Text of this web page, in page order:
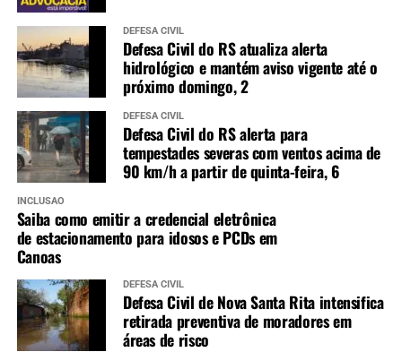
DEFESA CIVIL
Defesa Civil do RS atualiza alerta
hidrológico e mantém aviso vigente até o
próximo domingo, 2
DEFESA CIVIL
Defesa Civil do RS alerta para
tempestades severas com ventos acima de
90 km/h a partir de quinta-feira, 6
INCLUSÃO
Saiba como emitir a credencial eletrônica
de estacionamento para idosos e PCDs em
Canoas
DEFESA CIVIL
Defesa Civil de Nova Santa Rita intensifica
retirada preventiva de moradores em
áreas de risco